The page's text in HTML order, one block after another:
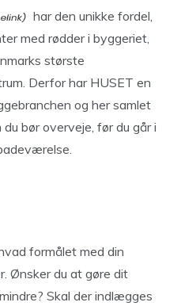
har den unikke fordel,
med rødder i byggeriet,
største
Derfor har HUSET en
og her samlet
bør overveje, før du går i
formålet med din
Ønsker du at gøre dit
Skal der indlægges